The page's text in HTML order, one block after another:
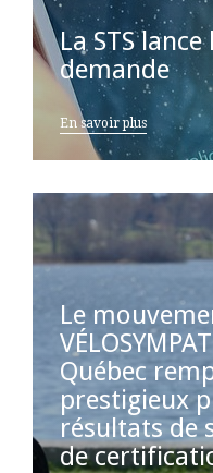
La STS
demande
En savoir plus
Le
Québec
prestigieux
résultats de
de